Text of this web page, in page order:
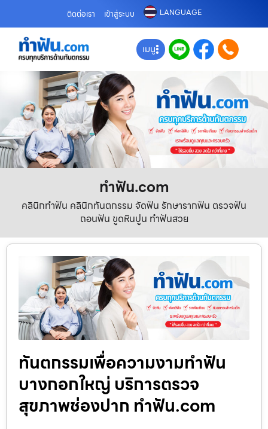
ติดต่อเรา เข้าสู่ระบบ LANGUAGE
เมนู
ทําฟัน.com
คลินิกทำฟัน คลินิกทันตกรรม จัดฟัน รักษารากฟัน ตรวจฟัน
ถอนฟัน ขูดหินปูน ทำฟันสวย
ทันตกรรมเพื่อความงามทำฟัน
บางกอกใหญ่ บริการตรวจ
สุขภาพช่องปาก ทำฟัน.com